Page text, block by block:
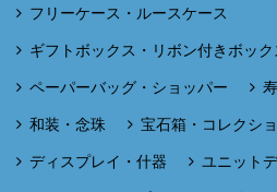
フリーケース・ルースケース
ギフトボックス・リボン付きボック
ペーパーバッグ・ショッパー
和装・念珠 宝石箱・コレクシ
ディスプレイ・什器 ユニット